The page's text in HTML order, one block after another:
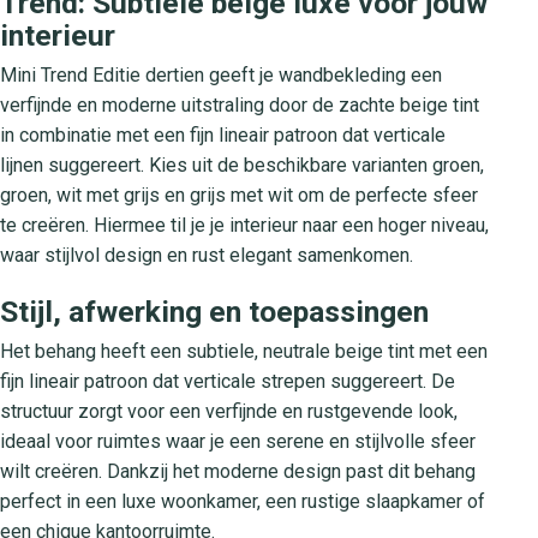
interieur
Mini Trend Editie dertien geeft je wandbekleding een
verfijnde en moderne uitstraling door de zachte beige tint
in combinatie met een fijn lineair patroon dat verticale
lijnen suggereert. Kies uit de beschikbare varianten groen,
groen, wit met grijs en grijs met wit om de perfecte sfeer
te creëren. Hiermee til je je interieur naar een hoger niveau,
waar stijlvol design en rust elegant samenkomen.
Stijl, afwerking en toepassingen
Het behang heeft een subtiele, neutrale beige tint met een
fijn lineair patroon dat verticale strepen suggereert. De
structuur zorgt voor een verfijnde en rustgevende look,
ideaal voor ruimtes waar je een serene en stijlvolle sfeer
wilt creëren. Dankzij het moderne design past dit behang
perfect in een luxe woonkamer, een rustige slaapkamer of
een chique kantoorruimte.